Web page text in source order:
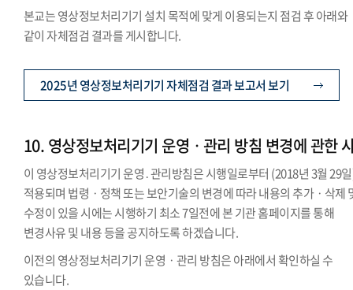
본교는 영상정보처리기기 설치 목적에 맞게 이용되는지 점검 후 아래와
같이 자체점검 결과를 게시합니다.
2025년 영상정보처리기기 자체점검 결과 보고서 보기
10. 영상정보처리기기 운영ㆍ관리 방침 변경에 관한
이 영상정보처리기기 운영․관리방침은 시행일로부터 (2018년 3월 29
적용되며 법령ㆍ정책 또는 보안기술의 변경에 따라 내용의 추가ㆍ삭제
수정이 있을 시에는 시행하기 최소 7일전에 본 기관 홈페이지를 통해
변경사유 및 내용 등을 공지하도록 하겠습니다.
이전의 영상정보처리기기 운영ㆍ관리 방침은 아래에서 확인하실 수
있습니다.